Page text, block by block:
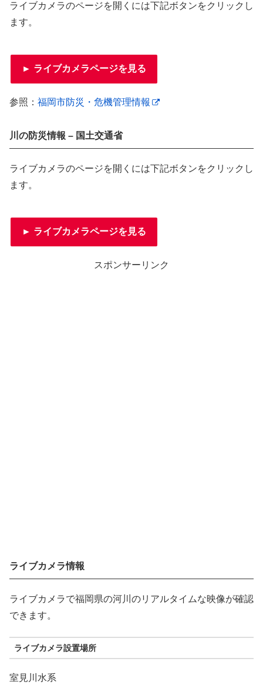
ライブカメラのページを開くには下記ボタンをクリックし
ます。
► ライブカメラページを見る
参照： 福岡市防災・危機管理情報
川の防災情報 – 国土交通省
ライブカメラのページを開くには下記ボタンをクリックし
ます。
► ライブカメラページを見る
スポンサーリンク
ライブカメラ情報
ライブカメラで福岡県の河川のリアルタイムな映像が確認
できます。
ライブカメラ設置場所
室見川水系